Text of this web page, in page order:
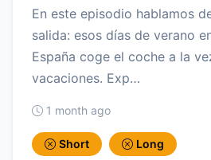
En este episodio hablamos
salida: esos días de verano
España coge el coche a la
vacaciones. Exp…
1 month ago
Short Long